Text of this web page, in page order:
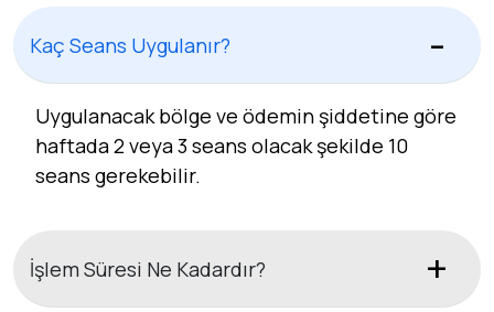
Kaç Seans Uygulanır?
Uygulanacak bölge ve ödemin şiddetine göre
haftada 2 veya 3 seans olacak şekilde 10
seans gerekebilir.
İşlem Süresi Ne Kadardır?